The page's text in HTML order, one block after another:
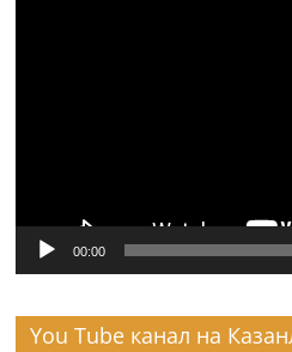
00:00
You Tube канал на